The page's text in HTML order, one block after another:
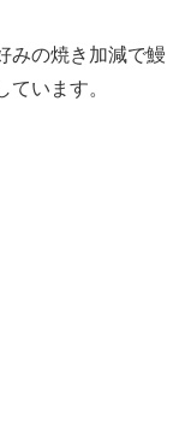
みの焼き加減で鰻
います。